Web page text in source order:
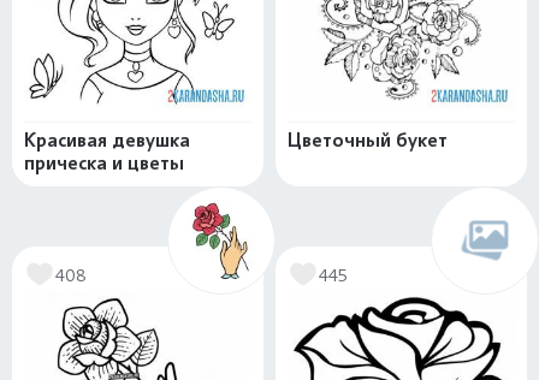
Красивая девушка
прическа и цветы
Цветочный букет
408 445